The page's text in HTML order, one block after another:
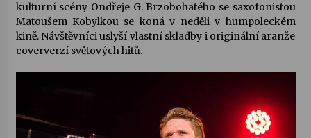
Vysočinka
17. 7. 2026
Za kulturou kousek za Humpolec. V Želivě ožije
kulturní scény Ondřeje G. Brzobohatého se saxofonistou
Matoušem Kobylkou se koná v neděli v humpoleckém
kině. Návštěvníci uslyší vlastní skladby i originální aranže
coververzí světových hitů.